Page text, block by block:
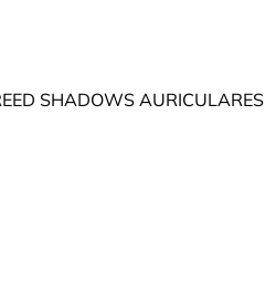
SHADOWS AURICULARES